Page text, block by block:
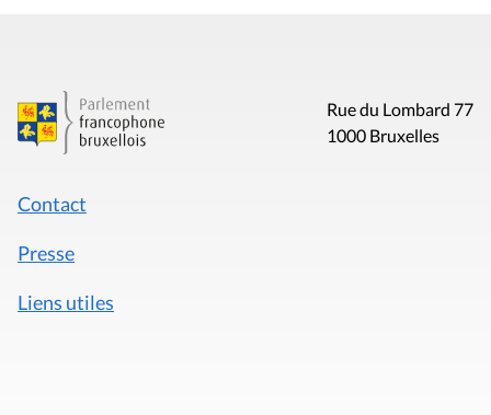
Rue du Lombard 77
1000 Bruxelles
Contact
Presse
Liens utiles